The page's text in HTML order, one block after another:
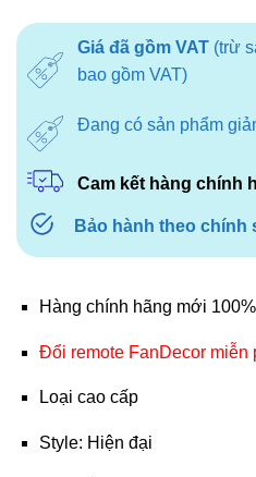
Giá đã gồm VAT(trừ
bao gồm VAT)
Đang có sản phẩm
Cam kết hàng chính
Bảo hành theo chính
Hàng chính hãng mới 100%
Đổi remote FanDecor miễn
Loại cao cấp
Style: Hiện đại